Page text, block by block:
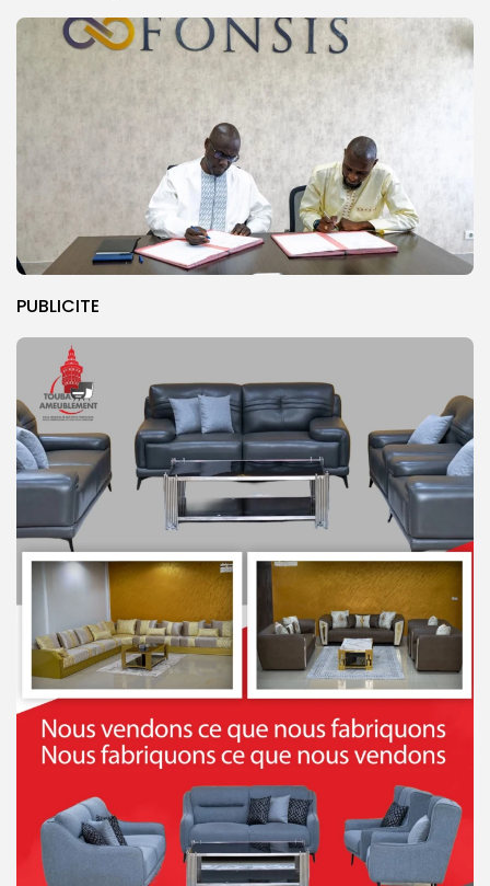
PUBLICITE